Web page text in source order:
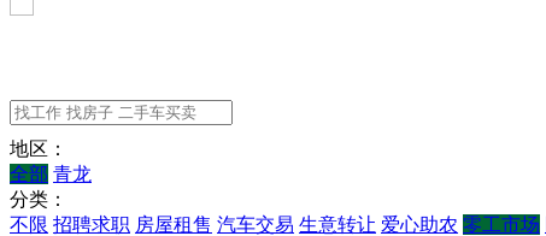
地区：
全部 青龙
分类：
不限 招聘求职 房屋租售 汽车交易 生意转让 爱心助农 零工市场